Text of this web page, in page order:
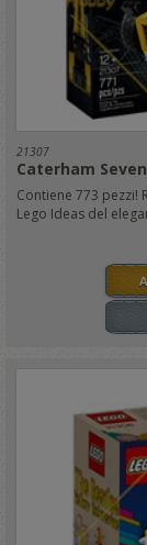
21307
Caterham
Contiene 773 pezzi!
Lego Ideas del